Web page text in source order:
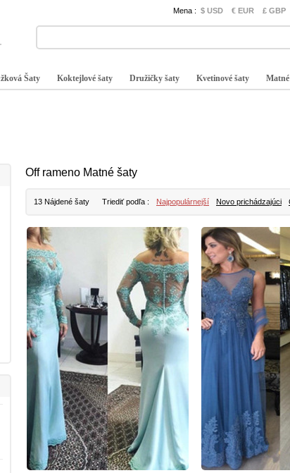
Mena : $ USD € EUR £ GBP
Šaty Koktejlové šaty Družičky šaty Kvetinové šaty
Off rameno Matné šaty
13 Nájdené šaty Triediť podľa : Najpopulárnejší Novo prichádzajúci